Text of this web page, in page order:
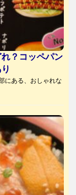
？コッペパン
にある、おしゃれな